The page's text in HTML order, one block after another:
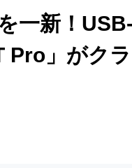
一新！
Pro」がク